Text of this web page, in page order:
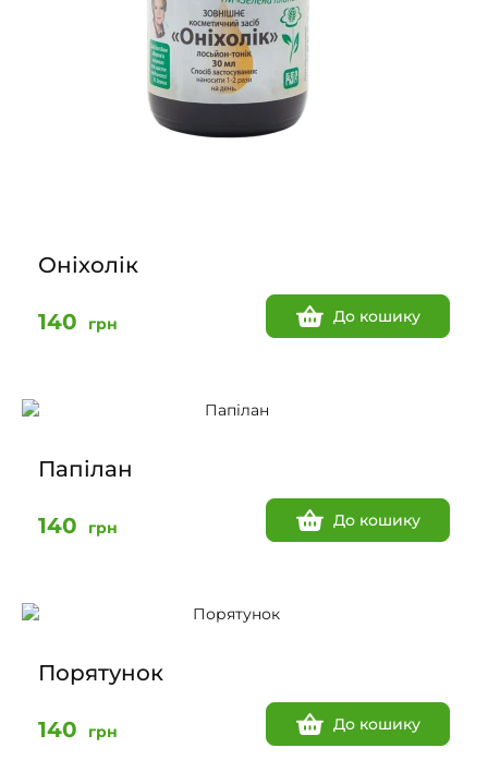
Оніхолік
140 грн До кошику
Папілан
140 грн До кошику
Порятунок
140 грн До кошику